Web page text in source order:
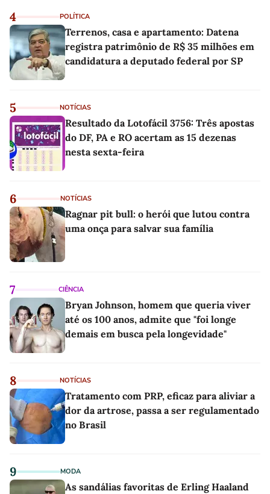
4 POLÍTICA
Terrenos, casa e apartamento: Datena
registra patrimônio de R$ 35 milhões em
candidatura a deputado federal por SP
5 NOTÍCIAS
Resultado da Lotofácil 3756: Três apostas
do DF, PA e RO acertam as 15 dezenas
nesta sexta-feira
6 NOTÍCIAS
Ragnar pit bull: o herói que lutou contra
uma onça para salvar sua família
7 CIÊNCIA
Bryan Johnson, homem que queria viver
até os 100 anos, admite que "foi longe
demais em busca pela longevidade"
8 NOTÍCIAS
Tratamento com PRP, eficaz para aliviar a
dor da artrose, passa a ser regulamentado
no Brasil
9 MODA
As sandálias favoritas de Erling Haaland